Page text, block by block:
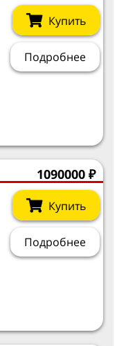
Купить
Подробнее
1090000 ₽
Купить
Подробнее